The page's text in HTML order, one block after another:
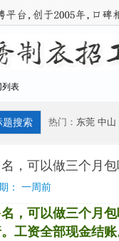
列表
热门： 东莞 中山
，可以做三个月
： 一周前
，可以做三个月
工资全部现金结